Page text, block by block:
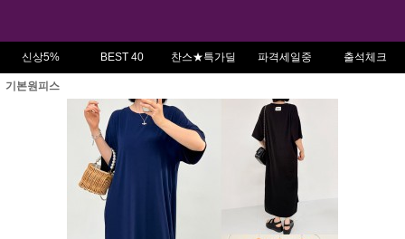
신상5% BEST 40 찬스★특가딜 파격세일중 출석체크
기본원피스